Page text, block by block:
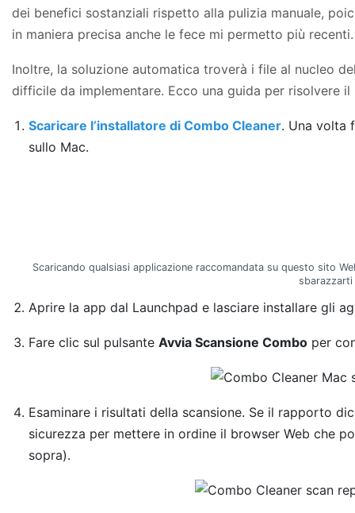
dei benefici sostanziali rispetto alla pulizia manuale,
in maniera precisa anche le fece mi permetto più recenti.
Inoltre, la soluzione automatica troverà i file al nucleo
difficile da implementare. Ecco una guida per risolvere
Scaricare l’installatore di Combo Cleaner. Una volta
sullo Mac.
Scaricando qualsiasi applicazione raccomandata su questo sito
sbarazzarti
Aprire la app dal Launchpad e lasciare installare gli
Fare clic sul pulsanteAvvia Scansione Combo per
Esaminare i risultati della scansione. Se il rapporto
sicurezza per mettere in ordine il browser Web che
sopra).